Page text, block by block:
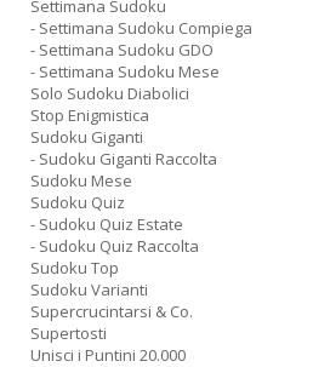
Settimana Sudoku
- Settimana Sudoku Compiega
- Settimana Sudoku GDO
- Settimana Sudoku Mese
Solo Sudoku Diabolici
Stop Enigmistica
Sudoku Giganti
- Sudoku Giganti Raccolta
Sudoku Mese
Sudoku Quiz
- Sudoku Quiz Estate
- Sudoku Quiz Raccolta
Sudoku Top
Sudoku Varianti
Supercrucintarsi & Co.
Supertosti
Unisci i Puntini 20.000